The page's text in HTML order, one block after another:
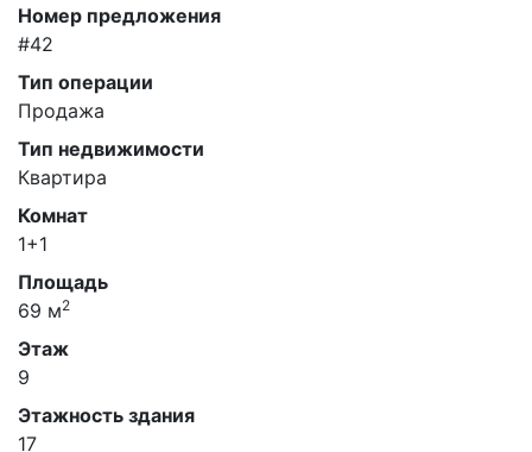
Номер предложения
#42
Тип операции
Продажа
Тип недвижимости
Квартира
Комнат
1+1
Площадь
69 м2
Этаж
9
Этажность здания
17